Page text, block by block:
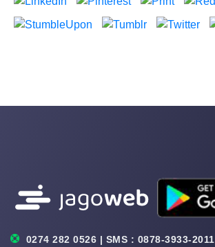
0274 282 0526 | SMS : 0878-3933-2011